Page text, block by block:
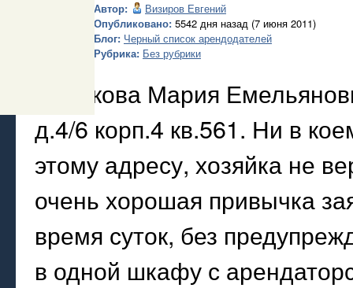
Автор:
Визиров Евгений
Опубликовано: 5542 дня назад (7 июня 2011)
Блог: Черный список арендодателей
Рубрика: Без рубрики
Гришкова Мария
д.4/6 корп.4 кв.561. Ни в
этому адресу, хозяйка не
очень хорошая привычка
время суток, без
в одной шкафу с